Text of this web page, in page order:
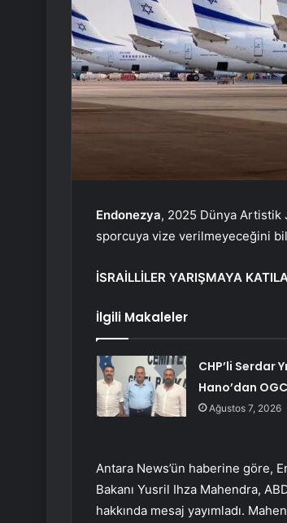
Endonezya, 2025 Dünya Artistik
sporcuya vize verilmeyeceğini
İSRAİLLİLER YARIŞMAYA
İlgili Makaleler
CHP’li Serdar
Hano’dan
Ağustos 7, 2026
Antara News’ün haberine göre,
Bakanı Yusril Ihza Mahendra,
hakkında mesaj yayımladı.